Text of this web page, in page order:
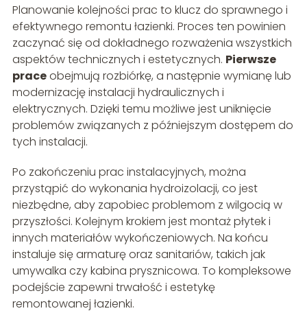
Planowanie kolejności prac to klucz do sprawnego i
efektywnego remontu łazienki. Proces ten powinien
zaczynać się od dokładnego rozważenia wszystkich
aspektów technicznych i estetycznych. Pierwsze
praceobejmują rozbiórkę, a następnie wymianę lub
modernizację instalacji hydraulicznych i
elektrycznych. Dzięki temu możliwe jest uniknięcie
problemów związanych z późniejszym dostępem do
tych instalacji.
Po zakończeniu prac instalacyjnych, można
przystąpić do wykonania hydroizolacji, co jest
niezbędne, aby zapobiec problemom z wilgocią w
przyszłości. Kolejnym krokiem jest montaż płytek i
innych materiałów wykończeniowych. Na końcu
instaluje się armaturę oraz sanitariów, takich jak
umywalka czy kabina prysznicowa. To kompleksowe
podejście zapewni trwałość i estetykę
remontowanej łazienki.